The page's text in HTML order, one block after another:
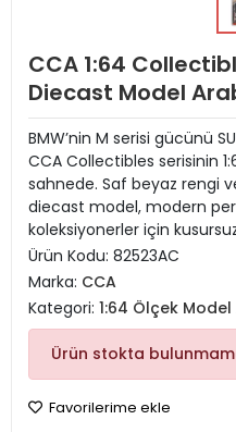
CCA 1:64
Diecast Model
BMW’nin M serisi gücünü
CCA Collectibles serisinin
sahnede. Saf beyaz rengi
diecast model, modern
koleksiyonerler için
Ürün Kodu: 82523AC
Marka: CCA
Kategori: 1:64 Ölçek
Ürün stokta
Favorilerime ekle